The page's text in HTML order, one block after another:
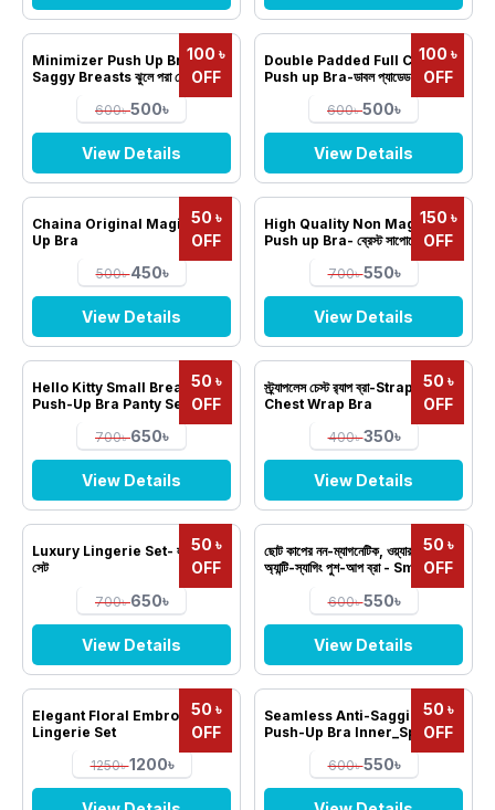
100 ৳
OFF
Minimizer Push Up Bra for
Saggy Breasts ঝুলে পরা ব্রেস্ট এর
600৳500৳
View Details
100 ৳
OFF
Double Padded Full Cup
Push up Bra-ডাবল প্যাডেড ফুল কাপ
600৳500৳
View Details
50 ৳
OFF
Chaina Original Magic Push
Up Bra
500৳450৳
View Details
150 ৳
OFF
High Quality Non Magnetic
Push up Bra- ব্রেস্ট সাপোর্টেড হাই
700৳550৳
View Details
50 ৳
OFF
Hello Kitty Small Breast
Push-Up Bra Panty Set
700৳650৳
View Details
50 ৳
OFF
স্ট্র্যাপলেস চেস্ট র‌্যাপ ব্রা-Strapless
Chest Wrap Bra
400৳350৳
View Details
50 ৳
OFF
Luxury Lingerie Set- লাক্সারি লঞ্জারি
সেট
700৳650৳
View Details
50 ৳
OFF
ছোট কাপের নন-ম্যাগনেটিক, ওয়্যার-ফ্রি
অ্যান্টি-স্যাগিং পুশ-আপ ব্রা - Small cup
non-magnetic, wire-free
anti-sagging push-up bra
600৳550৳
View Details
50 ৳
OFF
Elegant Floral Embroidered
Lingerie Set
1250৳1200৳
50 ৳
OFF
Seamless Anti-Sagging
Push-Up Bra Inner_Spring
600৳550৳